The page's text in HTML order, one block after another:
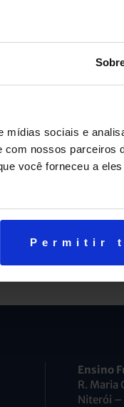
mídias sociais e
com nossos parceiros
você forneceu a eles
Permitir
Ensino
R. Maria
Niterói